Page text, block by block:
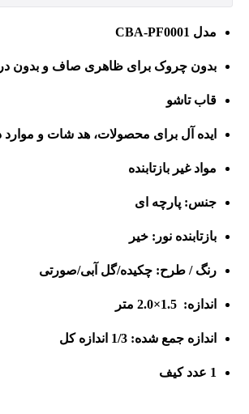
مدل CBA-PF0001
بدون چروک برای ظاهری صاف و بدون
قاب تاشو
ایده آل برای محصولات، هد شات و موارد
مواد غیر بازتابنده
جنس: پارچه ای
بازتابنده نور: خیر
رنگ / طرح: چکیده/گل آبی/صورتی
اندازه: 1.5×2.0 متر
اندازه جمع شده: 1/3 اندازه کل
1 عدد کیف